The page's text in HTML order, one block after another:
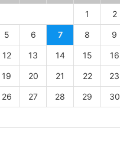
1
2
5 6 7 8 9
12 13 14 15 16
19 20 21 22 23
26 27 28 29 30